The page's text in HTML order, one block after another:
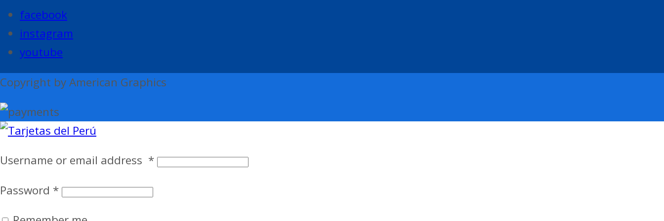
facebook
instagram
youtube
Copyright by American Graphics
Username or email address *
Password *